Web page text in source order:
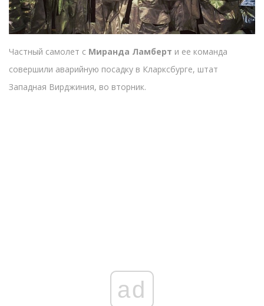
Частный самолет с Миранда Ламберт и ее команда
совершили аварийную посадку в Кларксбурге, штат
Западная Вирджиния, во вторник.
ad